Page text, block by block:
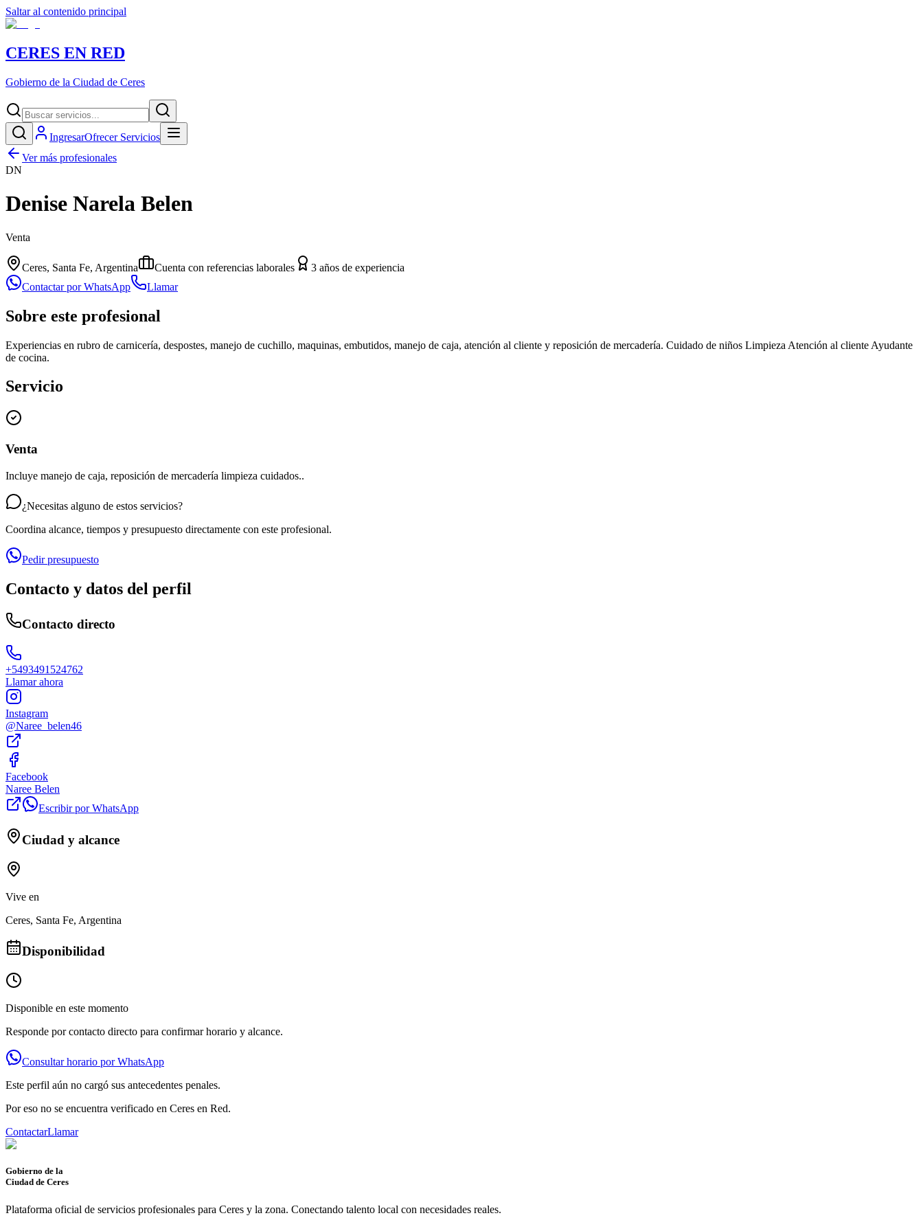
Saltar al contenido principal
CERES EN RED
Gobierno de la Ciudad de Ceres
IngresarOfrecer Servicios
Ver más profesionales
DN
Denise Narela Belen
Venta
Ceres, Santa Fe, Argentina Cuenta con referencias laborales 3 años de experiencia
Contactar por WhatsApp
Llamar
Sobre este profesional
Experiencias en rubro de carnicería, despostes, manejo de cuchillo, maquinas, embutidos, manejo de caja, atención al cliente y reposición de mercadería. Cuidado de niños Limpieza Atención al cliente Ayudante
de cocina.
Servicio
Venta
Incluye manejo de caja, reposición de mercadería limpieza cuidados..
¿Necesitas alguno de estos servicios?
Coordina alcance, tiempos y presupuesto directamente con este profesional.
Pedir presupuesto
Contacto y datos del perfil
Contacto directo
+5493491524762
Llamar ahora
Instagram
@Naree_belen46
Facebook
Naree Belen
Escribir por WhatsApp
Ciudad y alcance
Vive en
Ceres, Santa Fe, Argentina
Disponibilidad
Disponible en este momento
Responde por contacto directo para confirmar horario y alcance.
Consultar horario por WhatsApp
Este perfil aún no cargó sus antecedentes penales.
Por eso no se encuentra verificado en Ceres en Red.
ContactarLlamar
Gobierno de la
Ciudad de Ceres
Plataforma oficial de servicios profesionales para Ceres y la zona. Conectando talento local con necesidades reales.